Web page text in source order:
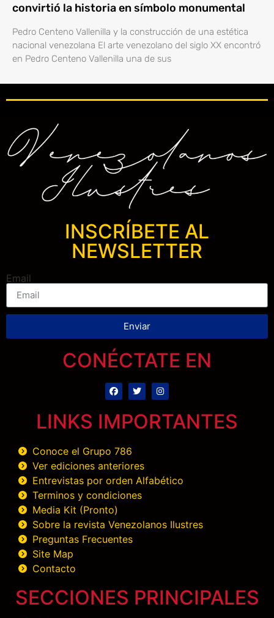
convirtió la historia en símbolo monumental
Pedro Centeno Vallenilla y la construcción de una estética
nacional venezolana El arte venezolano del siglo XX encontró
en Pedro Centeno Vallenilla una de sus
INSCRÍBETE AL
NEWSLETTER
Email
Enviar
CONÉCTATE EN
LINKS IMPORTANTES
Conoce el Grupo 786
Ver ediciones anteriores
Entrevistas por orden Alfabético
Terminos y condiciones
Media Kit (Pronto)
Sobre la revista Venezolanos Ilustres
Preguntas Frecuentes
Site Map
Contacto
SECCIONES PRINCIPALES